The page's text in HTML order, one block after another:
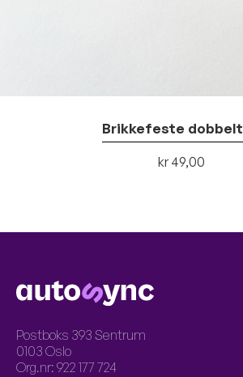
Kjøp
Brikkefeste dobbelt
kr 49,00
LOGO
Postboks 393 Sentrum
0103 Oslo
Org.nr: 922 177 724